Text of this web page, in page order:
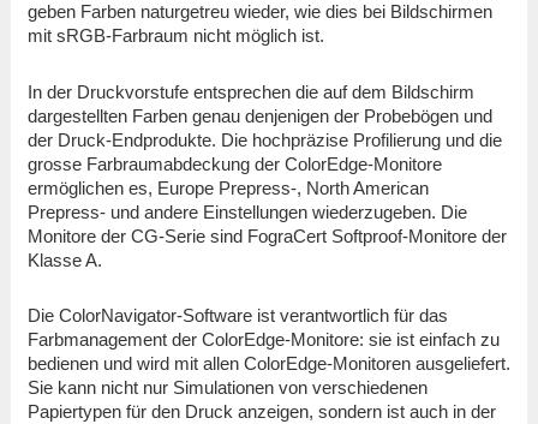
geben Farben naturgetreu wieder, wie dies bei Bildschirmen
mit sRGB-Farbraum nicht möglich ist.
In der Druckvorstufe entsprechen die auf dem Bildschirm
dargestellten Farben genau denjenigen der Probebögen und
der Druck-Endprodukte. Die hochpräzise Profilierung und die
grosse Farbraumabdeckung der ColorEdge-Monitore
ermöglichen es, Europe Prepress-, North American
Prepress- und andere Einstellungen wiederzugeben. Die
Monitore der CG-Serie sind FograCert Softproof-Monitore der
Klasse A.
Die ColorNavigator-Software ist verantwortlich für das
Farbmanagement der ColorEdge-Monitore: sie ist einfach zu
bedienen und wird mit allen ColorEdge-Monitoren ausgeliefert.
Sie kann nicht nur Simulationen von verschiedenen
Papiertypen für den Druck anzeigen, sondern ist auch in der